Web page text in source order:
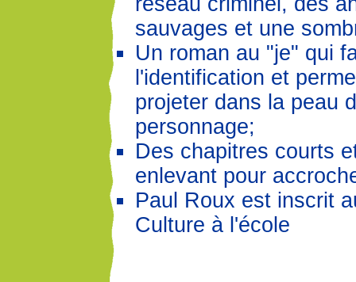
sauvages et une
Un roman au "je" qui
l'identification et
projeter dans la peau
personnage;
Des chapitres courts
enlevant pour
Paul Roux est inscrit
Culture à l'école